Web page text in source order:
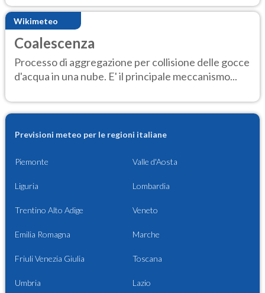
Wikimeteo
Coalescenza
Processo di aggregazione per collisione delle gocce
d'acqua in una nube. E' il principale meccanismo...
Previsioni meteo per le regioni italiane
Piemonte Valle d'Aosta
Liguria Lombardia
Trentino Alto Adige Veneto
Emilia Romagna Marche
Friuli Venezia Giulia Toscana
Umbria Lazio